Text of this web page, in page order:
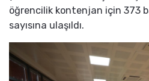
öğrencilik kontenjan için 373
sayısına ulaşıldı.